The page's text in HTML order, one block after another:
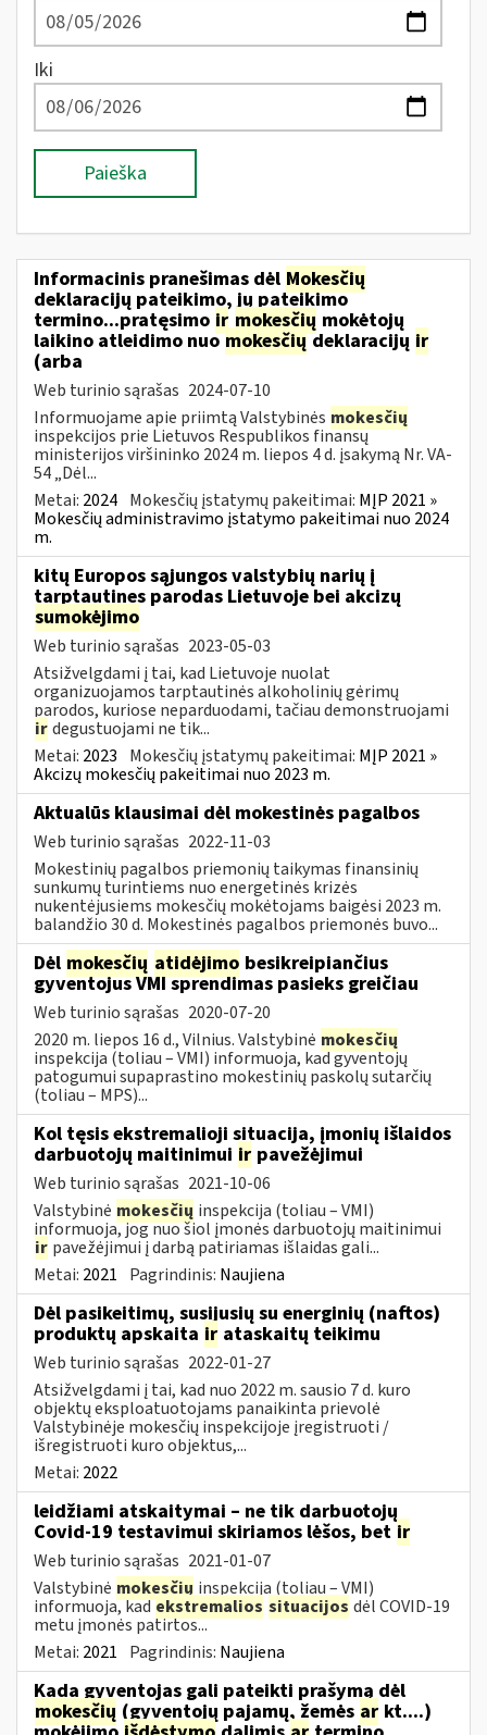
Iki
Paieška
Informacinis pranešimas dėl Mokesčių
deklaracijų pateikimo, jų pateikimo
termino...pratęsimo ir mokesčių mokėtojų
laikino atleidimo nuomokesčiųdeklaracijų ir
(arba
Web turinio sąrašas 2024-07-10
Informuojame apie priimtą Valstybinės mokesčių
inspekcijos prie Lietuvos Respublikos finansų
ministerijos viršininko 2024 m. liepos 4 d. įsakymą Nr. VA-
54 „Dėl...
Metai: 2024 Mokesčių įstatymų pakeitimai: MĮP 2021 »
Mokesčių administravimo įstatymo pakeitimai nuo 2024
m.
kitų Europos sąjungos valstybių narių į
tarptautines parodas Lietuvoje bei akcizų
sumokėjimo
Web turinio sąrašas 2023-05-03
Atsižvelgdami į tai, kad Lietuvoje nuolat
organizuojamos tarptautinės alkoholinių gėrimų
parodos, kuriose neparduodami, tačiau demonstruojami
irdegustuojami ne tik...
Metai: 2023 Mokesčių įstatymų pakeitimai: MĮP 2021 »
Akcizų mokesčių pakeitimai nuo 2023 m.
Aktualūs klausimai dėl mokestinės pagalbos
Web turinio sąrašas 2022-11-03
Mokestinių pagalbos priemonių taikymas finansinių
sunkumų turintiems nuo energetinės krizės
nukentėjusiems mokesčių mokėtojams baigėsi 2023 m.
balandžio 30 d. Mokestinės pagalbos priemonės buvo...
Dėl mokesčių atidėjimo besikreipiančius
gyventojus VMI sprendimas pasieks greičiau
Web turinio sąrašas 2020-07-20
2020 m. liepos 16 d., Vilnius. Valstybinė mokesčių
inspekcija (toliau – VMI) informuoja, kad gyventojų
patogumui supaprastino mokestinių paskolų sutarčių
(toliau – MPS)...
Kol tęsis ekstremalioji situacija, įmonių išlaidos
darbuotojų maitinimui ir pavežėjimui
Web turinio sąrašas 2021-10-06
Valstybinė mokesčių inspekcija (toliau – VMI)
informuoja, jog nuo šiol įmonės darbuotojų maitinimui
ir pavežėjimui į darbą patiriamas išlaidas gali...
Metai: 2021 Pagrindinis: Naujiena
Dėl pasikeitimų, susijusių su energinių (naftos)
produktų apskaita ir ataskaitų teikimu
Web turinio sąrašas 2022-01-27
Atsižvelgdami į tai, kad nuo 2022 m. sausio 7 d. kuro
objektų eksploatuotojams panaikinta prievolė
Valstybinėje mokesčių inspekcijoje įregistruoti /
išregistruoti kuro objektus,...
Metai: 2022
leidžiami atskaitymai – ne tik darbuotojų
Covid-19 testavimui skiriamos lėšos, bet ir
Web turinio sąrašas 2021-01-07
Valstybinė mokesčių inspekcija (toliau – VMI)
informuoja, kadekstremalios situacijos dėl COVID-19
metu įmonės patirtos...
Metai: 2021 Pagrindinis: Naujiena
Kada gyventojas gali pateikti prašymą dėl
mokesčių (gyventojų pajamų, žemės ar kt....)